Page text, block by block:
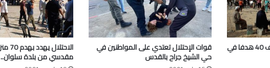
الجيش الصهيوني يعلن قصف 40 هدفا في قوات الإحتلال تعتدي على المواطنين في
حي الشيخ جراح بالقدس مقدسي من بلدة سلوان..